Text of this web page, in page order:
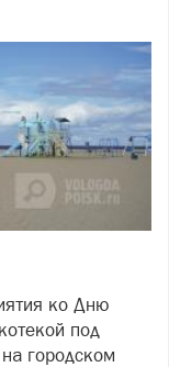
ко Дню
под
городском